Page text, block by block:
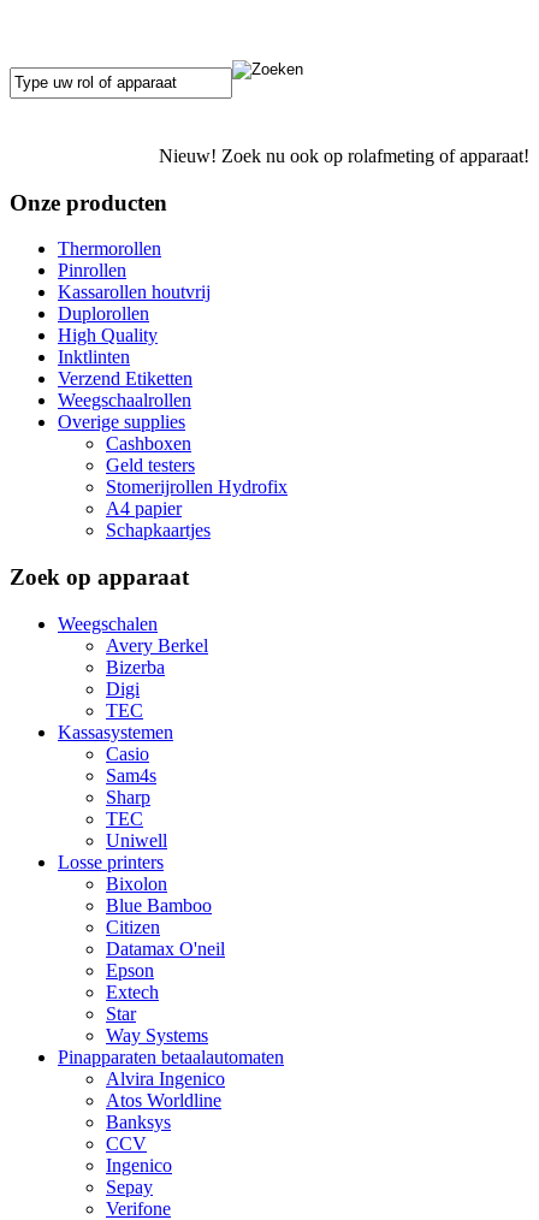
Nieuw! Zoek nu ook op rolafmeting of apparaat!
Onze producten
Thermorollen
Pinrollen
Kassarollen houtvrij
Duplorollen
High Quality
Inktlinten
Verzend Etiketten
Weegschaalrollen
Overige supplies
Cashboxen
Geld testers
Stomerijrollen Hydrofix
A4 papier
Schapkaartjes
Zoek op apparaat
Weegschalen
Avery Berkel
Bizerba
Digi
TEC
Kassasystemen
Casio
Sam4s
Sharp
TEC
Uniwell
Losse printers
Bixolon
Blue Bamboo
Citizen
Datamax O'neil
Epson
Extech
Star
Way Systems
Pinapparaten betaalautomaten
Alvira Ingenico
Atos Worldline
Banksys
CCV
Ingenico
Sepay
Verifone